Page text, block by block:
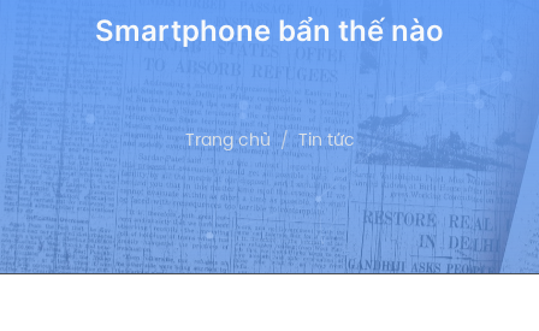
Smartphone bẩn thế nào
Trang chủ Tin tức